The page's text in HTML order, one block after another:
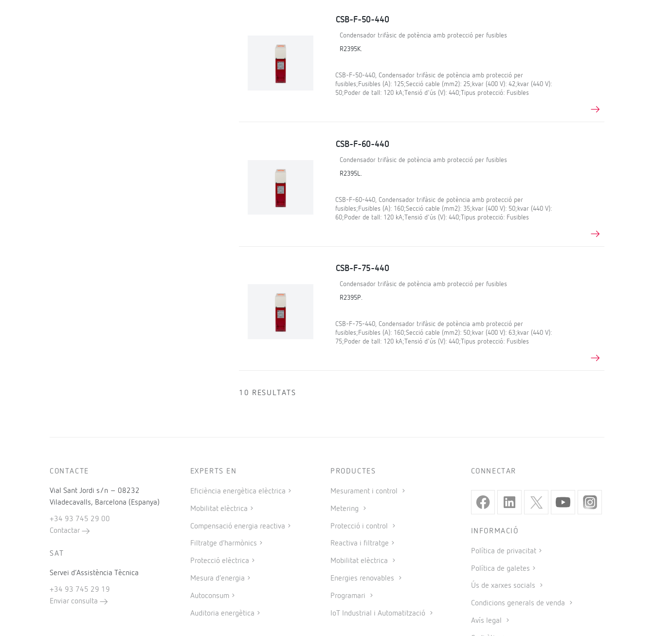
CSB-F-50-440
Condensador trifàsic de potència amb protecció per fusibles
R2395K.
CSB-F-50-440, Condensador trifàsic de potència amb protecció per
fusibles;Fusibles (A): 125;Secció cable (mm2): 25;kvar (400 V): 42;kvar (440 V):
50;Poder de tall: 120 kA;Tensió d'ús (V): 440;Tipus protecció: Fusibles
CSB-F-60-440
Condensador trifàsic de potència amb protecció per fusibles
R2395L.
CSB-F-60-440, Condensador trifàsic de potència amb protecció per
fusibles;Fusibles (A): 160;Secció cable (mm2): 35;kvar (400 V): 50;kvar (440 V):
60;Poder de tall: 120 kA;Tensió d'ús (V): 440;Tipus protecció: Fusibles
CSB-F-75-440
Condensador trifàsic de potència amb protecció per fusibles
R2395P.
CSB-F-75-440, Condensador trifàsic de potència amb protecció per
fusibles;Fusibles (A): 160;Secció cable (mm2): 50;kvar (400 V): 63;kvar (440 V):
75;Poder de tall: 120 kA;Tensió d'ús (V): 440;Tipus protecció: Fusibles
10 RESULTATS
CONTACTE
Vial Sant Jordi s/n – 08232
Viladecavalls, Barcelona (Espanya)
+34 93 745 29 00
Contactar
SAT
Servei d’Assistència Tècnica
+34 93 745 29 19
Enviar consulta
EXPERTS EN
Eficiència energètica elèctrica
Mobilitat elèctrica
Compensació energia reactiva
Filtratge d’harmònics
Protecció elèctrica
Mesura d’energia
Autoconsum
Auditoria energètica
PRODUCTES
Mesurament i control
Metering
Protecció i control
Reactiva i filtratge
Mobilitat elèctrica
Energies renovables
Programari
IoT Industrial i Automatització
CONNECTAR
INFORMACIÓ
Política de privacitat
Política de galetes
Ús de xarxes socials
Condicions generals de venda
Avís legal